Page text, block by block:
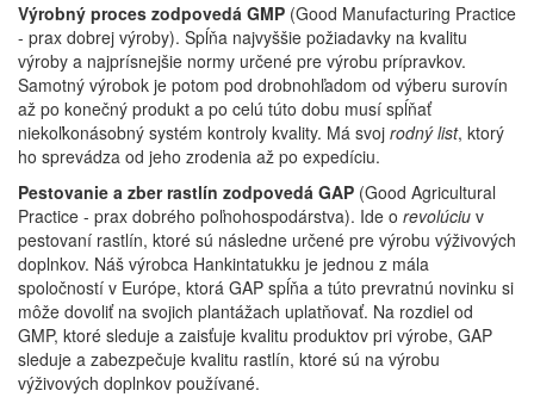
Výrobný proces zodpovedá GMP (Good Manufacturing Practice
- prax dobrej výroby). Spĺňa najvyššie požiadavky na kvalitu
výroby a najprísnejšie normy určené pre výrobu prípravkov.
Samotný výrobok je potom pod drobnohľadom od výberu surovín
až po konečný produkt a po celú túto dobu musí spĺňať
niekoľkonásobný systém kontroly kvality. Má svoj rodný list, ktorý
ho sprevádza od jeho zrodenia až po expedíciu.
Pestovanie a zber rastlín zodpovedá GAP (Good Agricultural
Practice - prax dobrého poľnohospodárstva). Ide o revolúciu v
pestovaní rastlín, ktoré sú následne určené pre výrobu výživových
doplnkov. Náš výrobca Hankintatukku je jednou z mála
spoločností v Európe, ktorá GAP spĺňa a túto prevratnú novinku si
môže dovoliť na svojich plantážach uplatňovať. Na rozdiel od
GMP, ktoré sleduje a zaisťuje kvalitu produktov pri výrobe, GAP
sleduje a zabezpečuje kvalitu rastlín, ktoré sú na výrobu
výživových doplnkov používané.